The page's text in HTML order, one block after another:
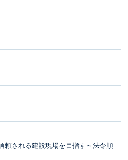
頼される建設現場を目指す～法令順